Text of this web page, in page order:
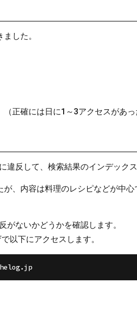
した。
正確には日に1～3アクセスがあっ
反して、検索結果のインデックス
、内容は料理のレシピなどが中
ないかどうかを確認します。
以下にアクセスします。